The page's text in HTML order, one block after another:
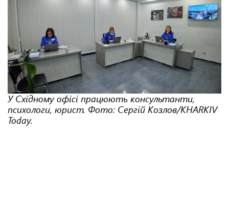
У Східному офісі працюють консультанти,
психологи, юрист. Фото: Сергій Козлов/KHARKIV
Today.